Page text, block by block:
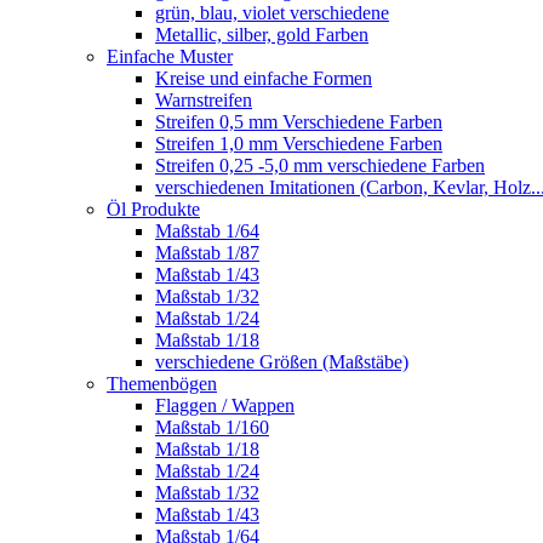
grün, blau, violet verschiedene
Metallic, silber, gold Farben
Einfache Muster
Kreise und einfache Formen
Warnstreifen
Streifen 0,5 mm Verschiedene Farben
Streifen 1,0 mm Verschiedene Farben
Streifen 0,25 -5,0 mm verschiedene Farben
verschiedenen Imitationen (Carbon, Kevlar,
Öl Produkte
Maßstab 1/64
Maßstab 1/87
Maßstab 1/43
Maßstab 1/32
Maßstab 1/24
Maßstab 1/18
verschiedene Größen (Maßstäbe)
Themenbögen
Flaggen / Wappen
Maßstab 1/160
Maßstab 1/18
Maßstab 1/24
Maßstab 1/32
Maßstab 1/43
Maßstab 1/64